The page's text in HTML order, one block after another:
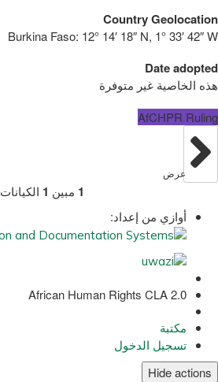
Country Geolocation
Burkina Faso: 12° 14′ 18″ N, 1° 33′ 42″ W
Date adopted
هذه الخاصية غير متوفرة
AfCHPR Ruling
عرض
1 مبين 1 الكيانات
أوازي من إعداد:
African Human Rights CLA 2.0
مكتبة
تسجيل الدخول
Hide actions